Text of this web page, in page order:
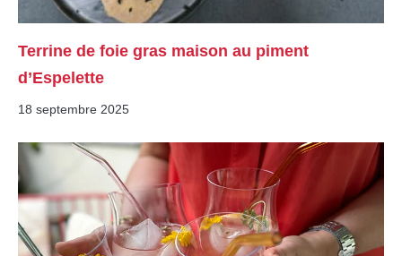
Terrine de foie gras maison au piment
d’Espelette
18 septembre 2025